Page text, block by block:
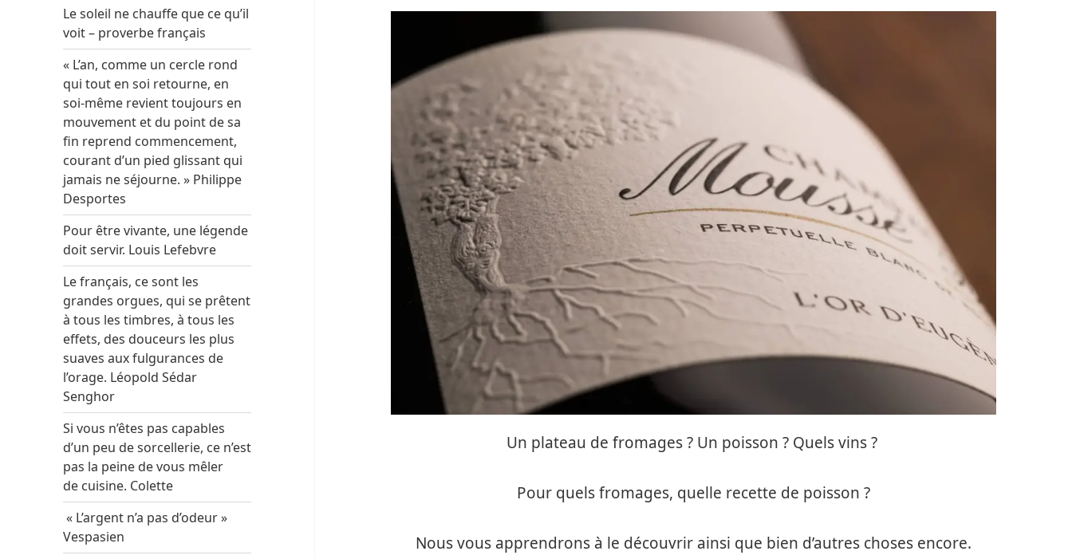
Le soleil ne chauffe que ce qu’il
voit – proverbe français
« L’an, comme un cercle rond
qui tout en soi retourne, en
soi-même revient toujours en
mouvement et du point de sa
fin reprend commencement,
courant d’un pied glissant qui
jamais ne séjourne. » Philippe
Desportes
Pour être vivante, une légende
doit servir. Louis Lefebvre
Le français, ce sont les
grandes orgues, qui se prêtent
à tous les timbres, à tous les
effets, des douceurs les plus
suaves aux fulgurances de
l’orage. Léopold Sédar
Senghor
Si vous n’êtes pas capables
d’un peu de sorcellerie, ce n’est
pas la peine de vous mêler
de cuisine. Colette
« L’argent n’a pas d’odeur »
Vespasien
Un plateau de fromages ? Un poisson ? Quels vins ?
Pour quels fromages, quelle recette de poisson ?
Nous vous apprendrons à le découvrir ainsi que bien d’autres choses encore.